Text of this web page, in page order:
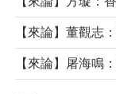
【來論】董觀志